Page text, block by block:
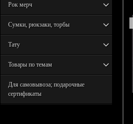
Рок мерч
Сумки, рюкзаки, торбы
Тату
Товары по темам
Для самовывоза; подарочные
сертификаты